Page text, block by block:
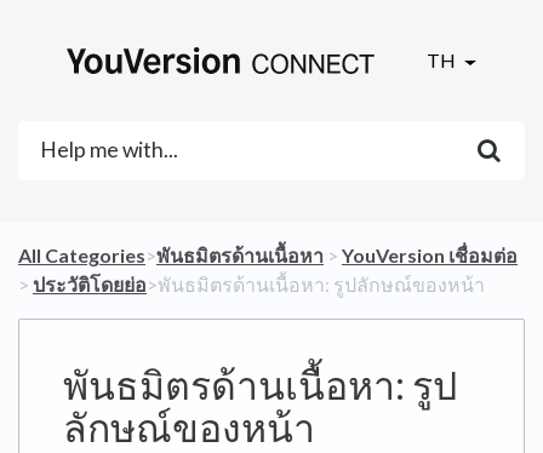
TH
All Categories​>​​พันธมิตรด้านเนื้อหา ​ > ​ ​YouVersion เชื่อมต่อ
> ​ ​ประวัติโดยย่อ​>​ พันธมิตรด้านเนื้อหา: รูปลักษณ์ของหน้า
พันธมิตรด้านเนื้อหา: รูป
ลักษณ์ของหน้า